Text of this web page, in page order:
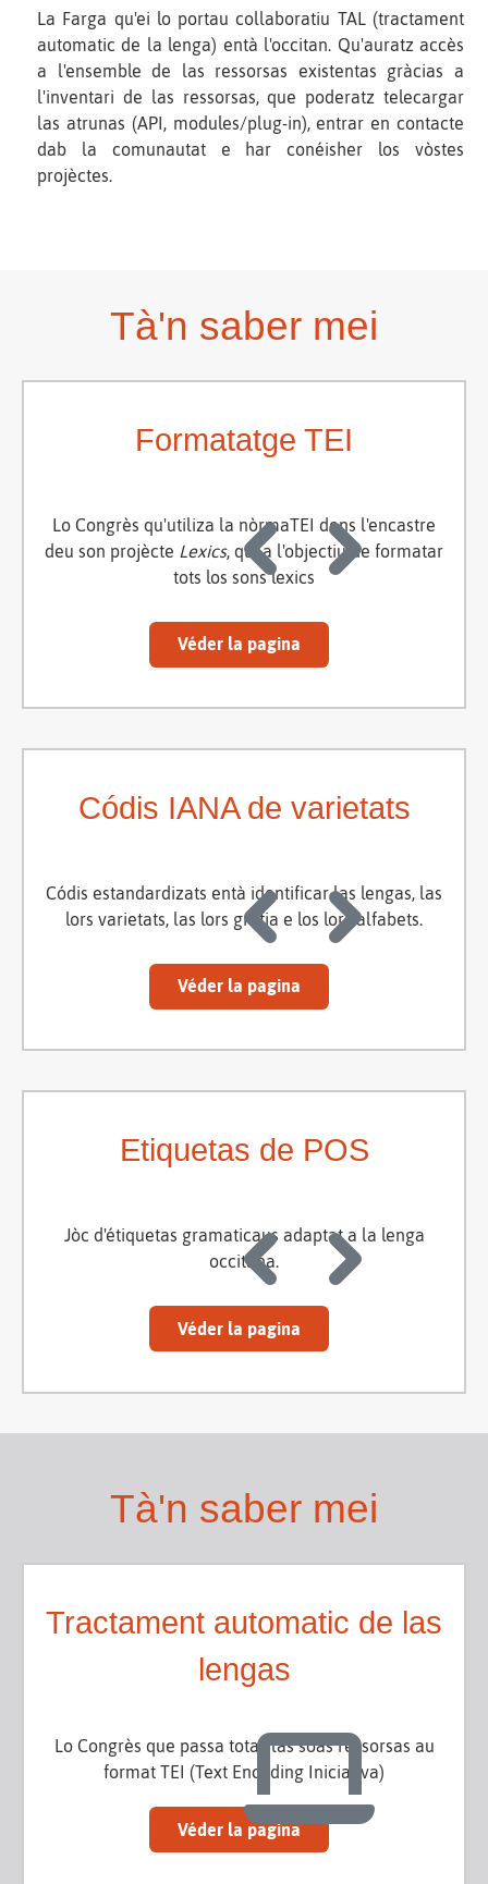
La Farga qu'ei lo portau collaboratiu TAL (tractament
automatic de la lenga) entà l'occitan. Qu'auratz accès
a l'ensemble de las ressorsas existentas gràcias a
l'inventari de las ressorsas, que poderatz telecargar
las atrunas (API, modules/plug-in), entrar en contacte
dab la comunautat e har conéisher los vòstes
projèctes.
Tà'n saber mei
Formatatge TEI
Lo Congrès qu'utiliza la nòrmaTEI dens l'encastre
deu son projècte Lexics, qui a l'objectiu de formatar
tots los sons lexics
Véder la pagina
Códis IANA de varietats
Códis estandardizats entà identificar las lengas, las
lors varietats, las lors grafia e los lors alfabets.
Véder la pagina
Etiquetas de POS
Jòc d'étiquetas gramaticaus adaptat a la lenga
occitana.
Véder la pagina
Tà'n saber mei
Tractament automatic de las
lengas
Lo Congrès que passa totas las soas ressorsas au
format TEI (Text Encoding Iniciativa)
Véder la pagina